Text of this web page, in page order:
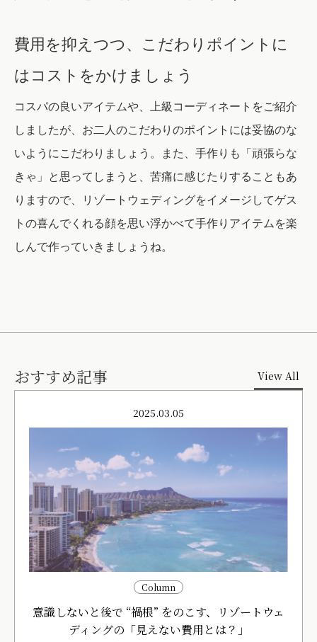
費用を抑えつつ、こだわりポイントに
はコストをかけましょう
コスパの良いアイテムや、上級コーディネートをご紹介
しましたが、お二人のこだわりのポイントには妥協のな
いようにこだわりましょう。また、手作りも「頑張らな
きゃ」と思ってしまうと、苦痛に感じたりすることもあ
りますので、リゾートウェディングをイメージしてゲス
トの喜んでくれる顔を思い浮かべて手作りアイテムを楽
しんで作っていきましょうね。
おすすめ記事 View All
2025.03.05
Column
意識しないと後で “禍根” をのこす、リゾートウェ
ディングの「見えない費用とは？」